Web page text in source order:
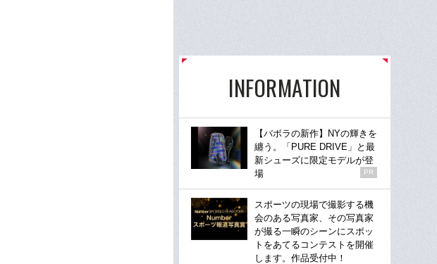
INFORMATION
【バボラの新作】NYの輝きを
纏う。「PURE DRIVE」と最
新シューズに限定モデルが登
場
PR
スポーツの現場で撮影する機
会のある写真家、その写真家
が撮る一瞬のシーンにスポッ
トをあてるコンテストを開催
します。作品受付中！